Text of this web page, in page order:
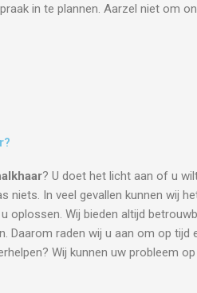
in te plannen. Aarzel niet om
? U doet het licht aan of u
niets. In veel gevallen kunnen wij
oplossen. Wij bieden altijd
Daarom raden wij u aan om op tijd
Wij kunnen uw probleem